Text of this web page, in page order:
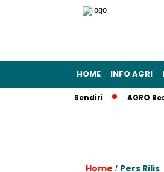
HOME INFO AGRI
AGRO
Home / Pers Rilis